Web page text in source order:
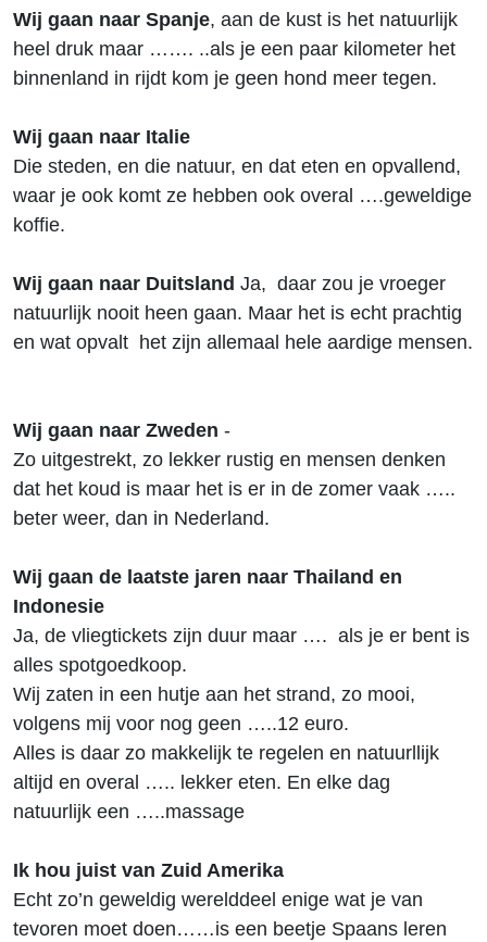
Wij gaan naar Spanje, aan de kust is het natuurlijk
heel druk maar ……. ..als je een paar kilometer het
binnenland in rijdt kom je geen hond meer tegen.
Wij gaan naar Italie
Die steden, en die natuur, en dat eten en opvallend,
waar je ook komt ze hebben ook overal ….geweldige
koffie.
Wij gaan naar Duitsland Ja, daar zou je vroeger
natuurlijk nooit heen gaan. Maar het is echt prachtig
en wat opvalt het zijn allemaal hele aardige mensen.
Wij gaan naar Zweden -
Zo uitgestrekt, zo lekker rustig en mensen denken
dat het koud is maar het is er in de zomer vaak …..
beter weer, dan in Nederland.
Wij gaan de laatste jaren naar Thailand en
Indonesie
Ja, de vliegtickets zijn duur maar …. als je er bent is
alles spotgoedkoop.
Wij zaten in een hutje aan het strand, zo mooi,
volgens mij voor nog geen …..12 euro.
Alles is daar zo makkelijk te regelen en natuurllijk
altijd en overal ….. lekker eten. En elke dag
natuurlijk een …..massage
Ik hou juist van Zuid Amerika
Echt zo’n geweldig werelddeel enige wat je van
tevoren moet doen……is een beetje Spaans leren